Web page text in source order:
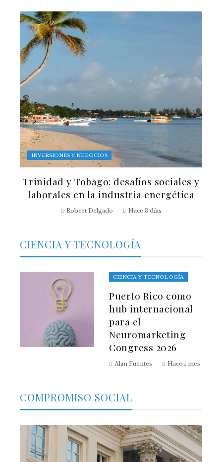
INVERSIONES Y NEGOCIOS
Trinidad y Tobago: desafíos sociales y
laborales en la industria energética
Robert Delgado Hace 3 días
CIENCIA Y TECNOLOGÍA
CIENCIA Y TECNOLOGÍA
Puerto Rico como
hub internacional
para el
Neuromarketing
Congress 2026
Alan Fuentes Hace 1 mes
COMPROMISO SOCIAL